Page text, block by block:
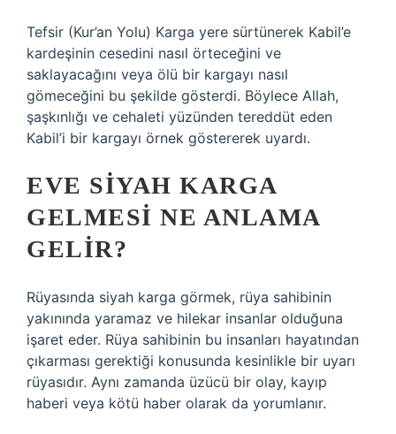
Tefsir (Kur’an Yolu) Karga yere sürtünerek Kabil’e
kardeşinin cesedini nasıl örteceğini ve
saklayacağını veya ölü bir kargayı nasıl
gömeceğini bu şekilde gösterdi. Böylece Allah,
şaşkınlığı ve cehaleti yüzünden tereddüt eden
Kabil’i bir kargayı örnek göstererek uyardı.
EVE SIYAH KARGA
GELMESI NE ANLAMA
GELIR?
Rüyasında siyah karga görmek, rüya sahibinin
yakınında yaramaz ve hilekar insanlar olduğuna
işaret eder. Rüya sahibinin bu insanları hayatından
çıkarması gerektiği konusunda kesinlikle bir uyarı
rüyasıdır. Aynı zamanda üzücü bir olay, kayıp
haberi veya kötü haber olarak da yorumlanır.